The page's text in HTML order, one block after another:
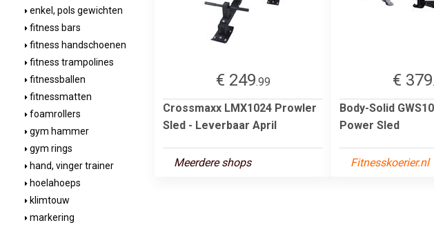
enkel, pols gewichten
fitness bars
fitness handschoenen
fitness trampolines
fitnessballen
fitnessmatten
foamrollers
gym hammer
gym rings
hand, vinger trainer
hoelahoeps
klimtouw
markering
€ 249.99
Crossmaxx LMX1024 Prowler
Sled - Leverbaar April
Meerdere shops
€ 379
Body-Solid
Power Sled
Fitnesskoerier.nl